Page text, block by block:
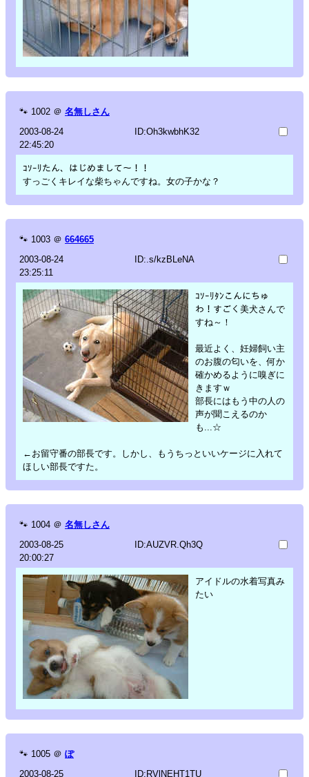
🐾 1002 ＠ 名無しさん
2003-08-24
22:45:20
ID:Oh3kwbhK32
ｺｿｰﾘたん、はじめまして～！！
すっごくキレイな柴ちゃんですね。女の子かな？
🐾 1003 ＠ 664665
2003-08-24
23:25:11
ID:.s/kzBLeNA
ｺｿｰﾘﾀﾝこんにちゅ
わ！すごく美犬さんで
すね～！
最近よく、妊婦飼い主
のお腹の匂いを、何か
確かめるように嗅ぎに
きますｗ
部長にはもう中の人の
声が聞こえるのか
も...☆
←お留守番の部長です。しかし、もうちっといいケージに入れて
ほしい部長ですた。
🐾 1004 ＠ 名無しさん
2003-08-25
20:00:27
ID:AUZVR.Qh3Q
アイドルの水着写真み
たい
🐾 1005 ＠ ぽ
2003-08-25
ID:RVlNEHT1TU